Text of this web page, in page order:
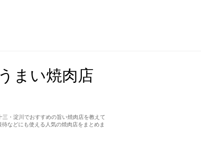
まい焼肉店
・淀川でおすすめの旨い焼肉店を教えて
などにも使える人気の焼肉店をまとめま